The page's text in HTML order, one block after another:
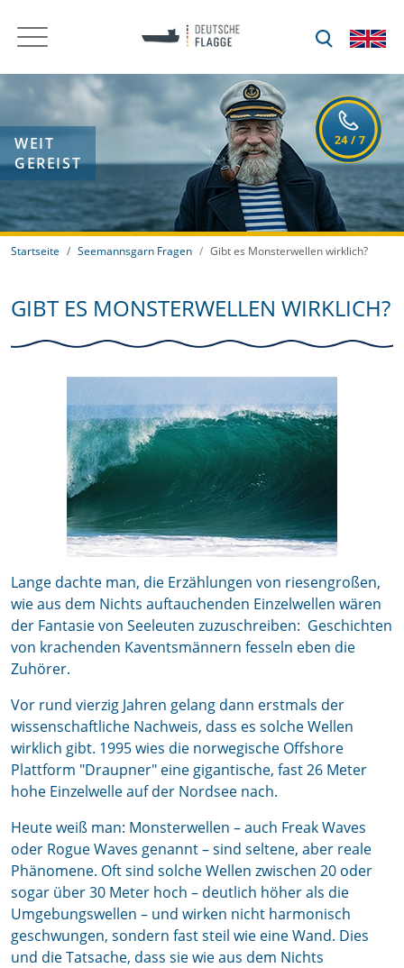
WEIT
GEREIST
Startseite Seemannsgarn Fragen Gibt es Monsterwellen wirklich?
GIBT ES MONSTERWELLEN WIRKLICH?
Lange dachte man, die Erzählungen von riesengroßen,
wie aus dem Nichts auftauchenden Einzelwellen wären
der Fantasie von Seeleuten zuzuschreiben: Geschichten
von krachenden Kaventsmännern fesseln eben die
Zuhörer.
Vor rund vierzig Jahren gelang dann erstmals der
wissenschaftliche Nachweis, dass es solche Wellen
wirklich gibt. 1995 wies die norwegische Offshore
Plattform "Draupner" eine gigantische, fast 26 Meter
hohe Einzelwelle auf der Nordsee nach.
Heute weiß man: Monsterwellen – auch Freak Waves
oder Rogue Waves genannt – sind seltene, aber reale
Phänomene. Oft sind solche Wellen zwischen 20 oder
sogar über 30 Meter hoch – deutlich höher als die
Umgebungswellen – und wirken nicht harmonisch
geschwungen, sondern fast steil wie eine Wand. Dies
und die Tatsache, dass sie wie aus dem Nichts